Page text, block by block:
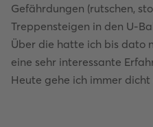
Gefährdungen (rutschen,
Treppensteigen in den U-
Über die hatte ich bis dato
eine sehr interessante
Heute gehe ich immer